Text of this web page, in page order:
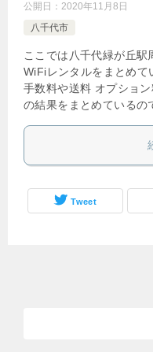
公開日： 2020年11月8日
八千代市
ここでは八千代緑が丘
WiFiレンタルをまとめて
手数料や送料 オプショ
の結果をまとめている
Tweet